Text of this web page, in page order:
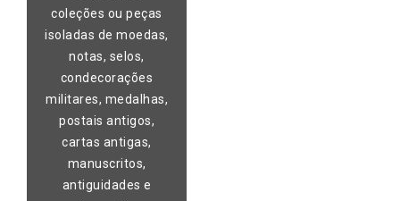
coleções ou peças
isoladas de moedas,
notas, selos,
condecorações
militares, medalhas,
postais antigos,
cartas antigas,
manuscritos,
antiguidades e